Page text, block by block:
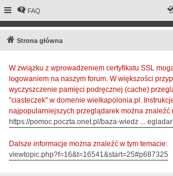
FAQ
Strona główna
W związku z wprowadzeniem certyfikatu SSL
logowaniem na naszym forum. W większości
wyczyszczenie pamięci podręcznej (cache)
"ciasteczek" w domenie wielkapolonia.pl.
najpopularniejszych przeglądarek można znaleźć
https://pomoc.poczta.onet.pl/baza-wiedz ...
Dalsze informacje można znaleźć w tym temacie:
viewtopic.php?f=16&t=16541&start=25#p687325